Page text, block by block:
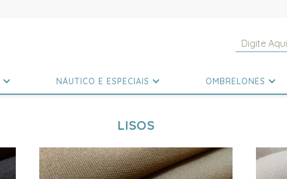
NÁUTICO E ESPECIAIS OMBRELONES
LISOS